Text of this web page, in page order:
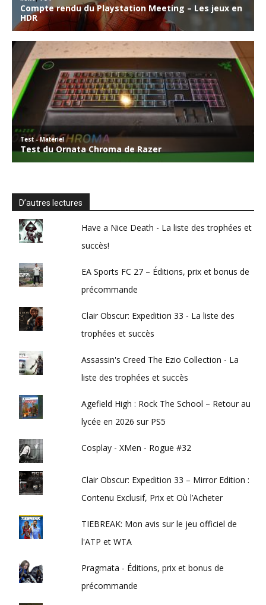
D’autres lectures
Have a Nice Death - La liste des trophées et
succès!
EA Sports FC 27 – Éditions, prix et bonus de
précommande
Clair Obscur: Expedition 33 - La liste des
trophées et succès
Assassin's Creed The Ezio Collection - La
liste des trophées et succès
Agefield High : Rock The School – Retour au
lycée en 2026 sur PS5
Cosplay - XMen - Rogue #32
Clair Obscur: Expedition 33 – Mirror Edition :
Contenu Exclusif, Prix et Où l’Acheter
TIEBREAK: Mon avis sur le jeu officiel de
l'ATP et WTA
Pragmata - Éditions, prix et bonus de
précommande